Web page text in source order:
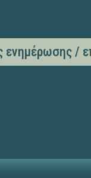
ενημέρωσης /